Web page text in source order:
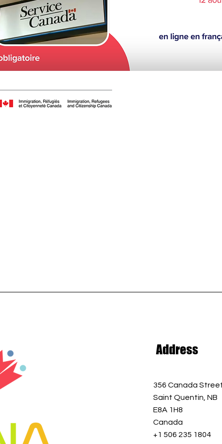
Address
356 Canada
Saint Quentin, NB
E8A 1H8
Canada
+1 506 235 1804